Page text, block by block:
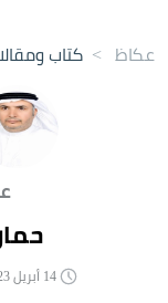
عكاظ > كتاب